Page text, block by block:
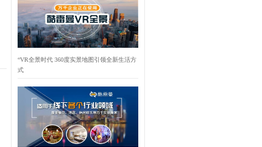
“VR全景时代 360度实景地图引领全新生活方
式